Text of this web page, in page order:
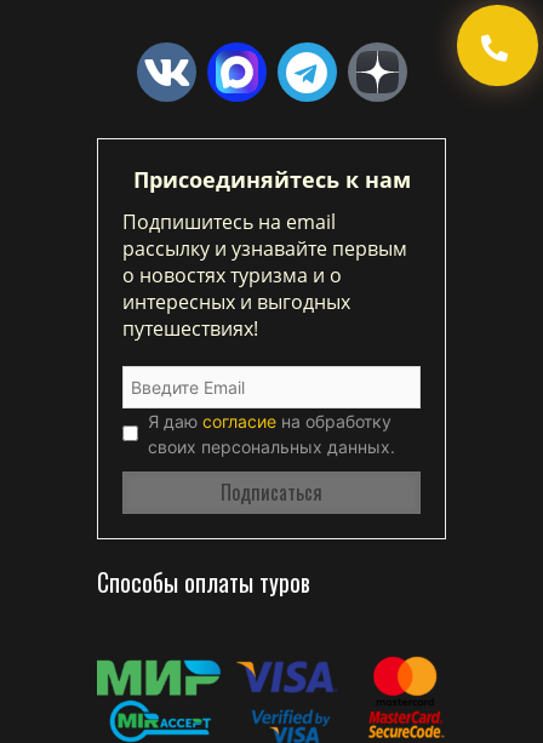
Присоединяйтесь к нам
Подпишитесь на email
рассылку и узнавайте первым
о новостях туризма и о
интересных и выгодных
путешествиях!
Я даю согласие на обработку
своих персональных данных.
Способы оплаты туров